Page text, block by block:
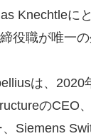
Knechtleに
役職が唯一
は、2020
のCEO
Siemens